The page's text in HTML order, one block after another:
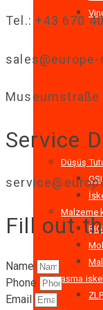
Düşüş
Malzeme
asma
Tel.: +43 670
Museumstraße
Service
Fill out
Name
Phone
Email